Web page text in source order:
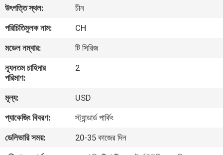
আমাদের
সম্বন্ধে
কারখানা
পরিদর্শন
গুণমান
নিয়ন্ত্রণ
উৎপত্তি স্থল:
চীন
পরিচিতিমুলক নাম:
CH
মডেল নম্বার:
টি সিরিজ
ন্যূনতম চাহিদার
পরিমাণ:
2
মূল্য:
USD
প্যাকেজিং বিবরণ:
স্ট্যান্ডার্ড পার্কিং
ডেলিভারি সময়:
20-35 কাজের দিন